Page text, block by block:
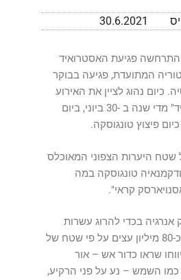
30.6.2021
113 שנה, התרחשה פגיעת האסטרואיד
המתועדת, פגיעה בבוקר
כיום נהוג לציין את האירוע
בתור "יום האסטרואיד" מדי שנה ב -30 ביוני, ביום
פיצוץ טונגוסקה.
היערות הצפוני המאוכלס
טונגוסקה במה
קראי".
בכדי להרוג עשרות
אלפי איילים ולשטח כ-80 מיליון עצים על פי שטח של
דיווחו שראו כדור אש – אור
השמש – נע על פני הרקיע,